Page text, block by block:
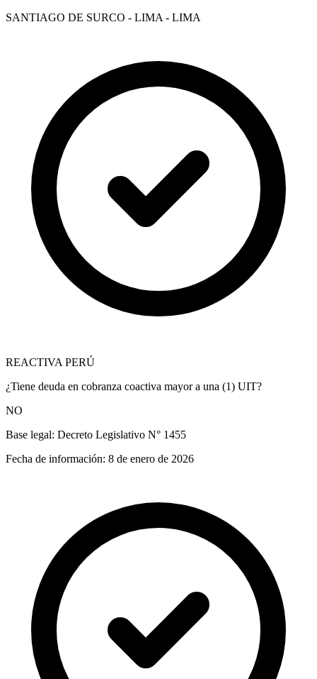
SANTIAGO DE SURCO - LIMA - LIMA
REACTIVA PERÚ
¿Tiene deuda en cobranza coactiva mayor a una (1) UIT?
NO
Base legal: Decreto Legislativo N° 1455
Fecha de información: 8 de enero de 2026